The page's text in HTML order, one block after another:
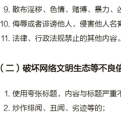
散布淫秽、色情、赌博、暴力、
侮辱或者诽谤他人，侵害他人名
法律、行政法规禁止的其他内容。
（二）破坏网络文明生态等不良
使用夸张标题，内容与标题严重
炒作绯闻、丑闻、劣迹等的；